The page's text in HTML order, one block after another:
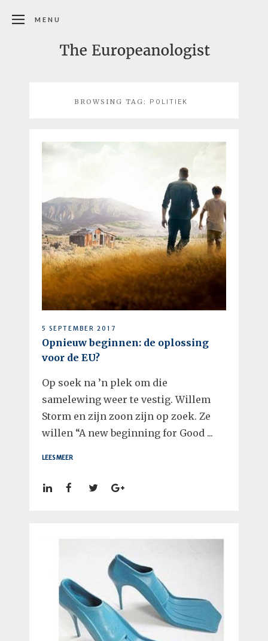
MENU
BROWSING TAG: POLITIEK
5 SEPTEMBER 2017
Opnieuw beginnen: de oplossing
voor de EU?
Op soek na ’n plek om die
samelewing weer te vestig. Willem
Storm en zijn zoon zijn op zoek. Ze
willen “A new beginning for Good ...
LEES MEER